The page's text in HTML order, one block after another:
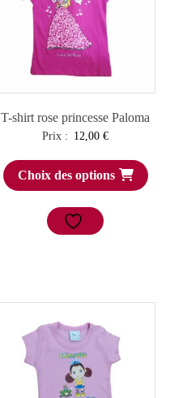
T-shirt rose princesse Paloma
Prix : 12,00€
Choix des options